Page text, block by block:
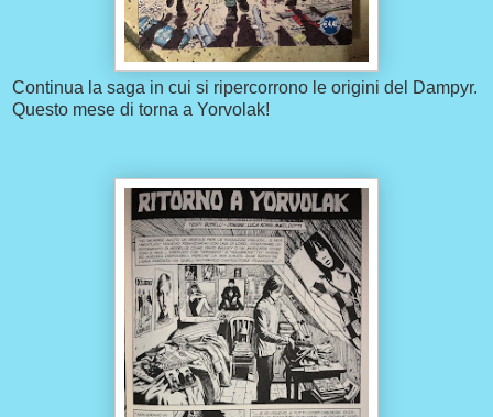
Continua la saga in cui si ripercorrono le origini del Dampyr.
Questo mese di torna a Yorvolak!